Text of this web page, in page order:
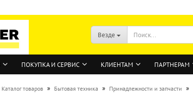
Везде
ПОКУПКА И СЕРВИС КЛИЕНТАМ ПАРТНЕРАМ
Каталог товаров » Бытовая техника » Принадлежности и запчасти »